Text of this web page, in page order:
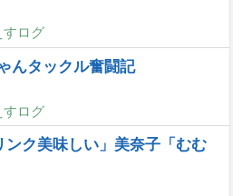
すログ
んタックル奮闘記
すログ
ンク美味しい」美奈子「むむ